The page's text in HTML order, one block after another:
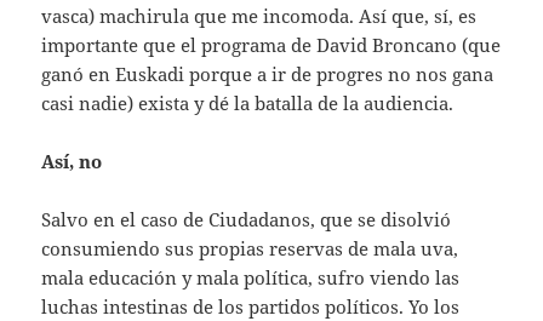
vasca) machirula que me incomoda. Así que, sí, es
importante que el programa de David Broncano (que
ganó en Euskadi porque a ir de progres no nos gana
casi nadie) exista y dé la batalla de la audiencia.
Así, no
Salvo en el caso de Ciudadanos, que se disolvió
consumiendo sus propias reservas de mala uva,
mala educación y mala política, sufro viendo las
luchas intestinas de los partidos políticos. Yo los